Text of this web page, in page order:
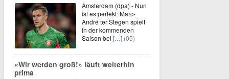
Amsterdam (dpa) - Nun
ist es perfekt: Marc-
André ter Stegen spielt
in der kommenden
Saison bei […] (05)
«Wir werden groß!» läuft weiterhin
prima